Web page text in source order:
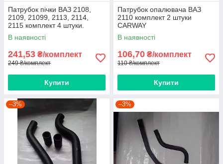
Патрубок пічки ВАЗ 2108,
2109, 21099, 2113, 2114,
2115 комплект 4 штуки.
Виробник CARWAY
В наявності
241,53 ₴/комплект
249 ₴/комплект
Купити
Патрубок опалювача ВАЗ
2110 комплект 2 штуки
CARWAY
В наявності
106,70 ₴/комплект
110 ₴/комплект
Купити
–3% –3%